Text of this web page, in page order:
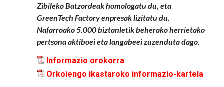
Zibileko Batzordeak homologatu du, eta
GreenTech Factory enpresak lizitatu du.
Nafarroako 5.000 biztanletik beherako herrietako
pertsona aktiboei eta langabeei zuzenduta dago.
Informazio orokorra
Orkoiengo ikastaroko informazio-kartela